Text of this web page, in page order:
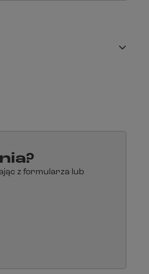
z siedzibą w Krakowie stanowi
świetle USTAWY z dnia 16
z formularza lub